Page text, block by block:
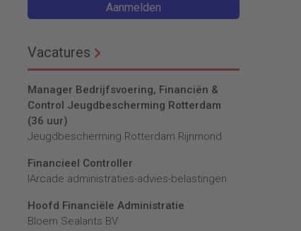
Aanmelden
Vacatures
Manager Bedrijfsvoering, Financiën &
Control Jeugdbescherming Rotterdam
(36 uur)
Jeugdbescherming Rotterdam Rijnmond
Financieel Controller
lArcade administraties-advies-belastingen
Hoofd Financiële Administratie
Bloem Sealants BV